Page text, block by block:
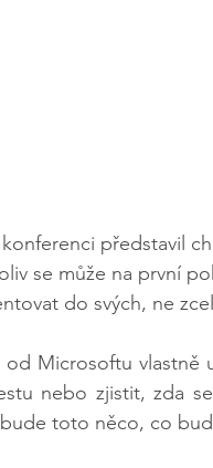
představil
se může na první
do svých, ne
Microsoftu vlastně
nebo zjistit, zda
toto něco, co